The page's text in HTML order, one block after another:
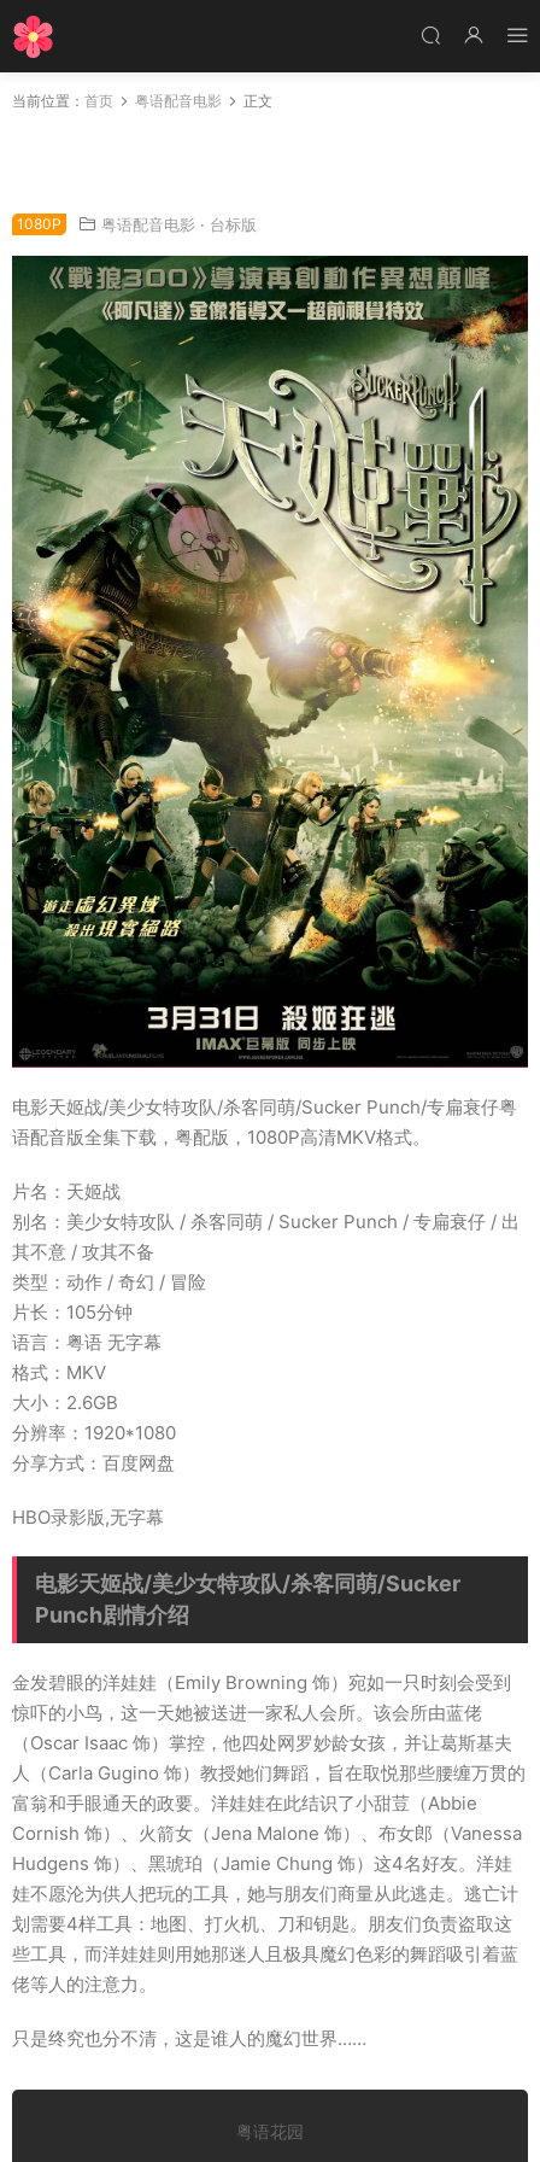
当前位置： 首页 粤语配音电影 正文
1080P 粤语配音电影 · 台标版
电影天姬战/美少女特攻队/杀客同萌/Sucker Punch/专扁衰仔粤
语配音版全集下载，粤配版，1080P高清MKV格式。
片名：天姬战
别名：美少女特攻队 / 杀客同萌 / Sucker Punch / 专扁衰仔 / 出
其不意 / 攻其不备
类型：动作 / 奇幻 / 冒险
片长：105分钟
语言：粤语 无字幕
格式：MKV
大小：2.6GB
分辨率：1920*1080
分享方式：百度网盘
HBO录影版,无字幕
电影天姬战/美少女特攻队/杀客同萌/Sucker
Punch剧情介绍
金发碧眼的洋娃娃（Emily Browning 饰）宛如一只时刻会受到
惊吓的小鸟，这一天她被送进一家私人会所。该会所由蓝佬
（Oscar Isaac 饰）掌控，他四处网罗妙龄女孩，并让葛斯基夫
人（Carla Gugino 饰）教授她们舞蹈，旨在取悦那些腰缠万贯的
富翁和手眼通天的政要。洋娃娃在此结识了小甜荳（Abbie
Cornish 饰）、火箭女（Jena Malone 饰）、布女郎（Vanessa
Hudgens 饰）、黑琥珀（Jamie Chung 饰）这4名好友。洋娃
娃不愿沦为供人把玩的工具，她与朋友们商量从此逃走。逃亡计
划需要4样工具：地图、打火机、刀和钥匙。朋友们负责盗取这
些工具，而洋娃娃则用她那迷人且极具魔幻色彩的舞蹈吸引着蓝
佬等人的注意力。
只是终究也分不清，这是谁人的魔幻世界……
粤语花园